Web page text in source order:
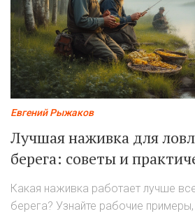
Евгений Рыжаков
Лучшая наживка для
берега: советы и
Какая наживка работает лучше
берега? Узнайте рабочие